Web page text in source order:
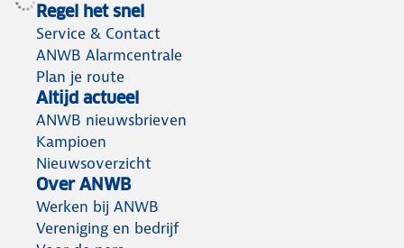
Regel het snel
Service & Contact
ANWB Alarmcentrale
Plan je route
Altijd actueel
ANWB nieuwsbrieven
Kampioen
Nieuwsoverzicht
Over ANWB
Werken bij ANWB
Vereniging en bedrijf